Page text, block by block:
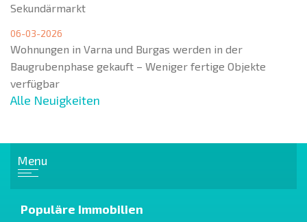
Sekundärmarkt
06-03-2026
Wohnungen in Varna und Burgas werden in der
Baugrubenphase gekauft – Weniger fertige Objekte
verfügbar
Alle Neuigkeiten
Menu
Populäre Immobilien